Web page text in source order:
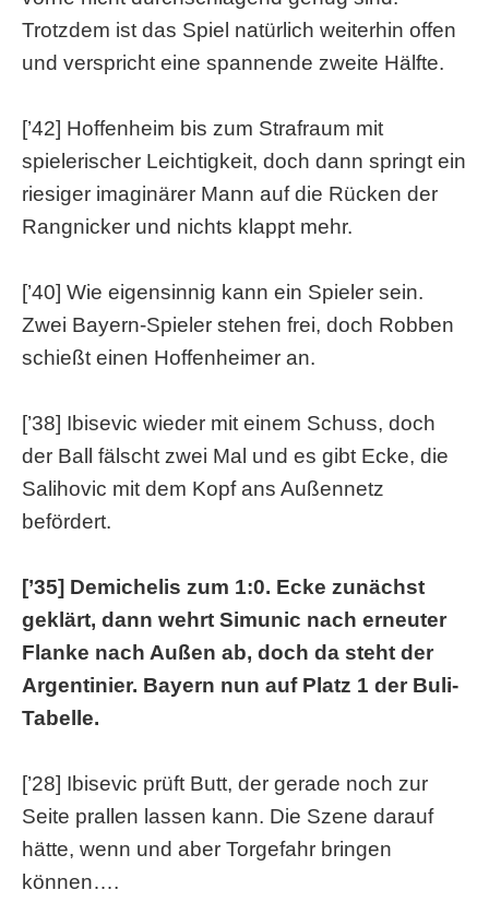
Trotzdem ist das Spiel natürlich weiterhin offen
und verspricht eine spannende zweite Hälfte.
[’42] Hoffenheim bis zum Strafraum mit
spielerischer Leichtigkeit, doch dann springt ein
riesiger imaginärer Mann auf die Rücken der
Rangnicker und nichts klappt mehr.
[’40] Wie eigensinnig kann ein Spieler sein.
Zwei Bayern-Spieler stehen frei, doch Robben
schießt einen Hoffenheimer an.
[’38] Ibisevic wieder mit einem Schuss, doch
der Ball fälscht zwei Mal und es gibt Ecke, die
Salihovic mit dem Kopf ans Außennetz
befördert.
[’35] Demichelis zum 1:0. Ecke zunächst
geklärt, dann wehrt Simunic nach erneuter
Flanke nach Außen ab, doch da steht der
Argentinier. Bayern nun auf Platz 1 der Buli-
Tabelle.
[’28] Ibisevic prüft Butt, der gerade noch zur
Seite prallen lassen kann. Die Szene darauf
hätte, wenn und aber Torgefahr bringen
können….